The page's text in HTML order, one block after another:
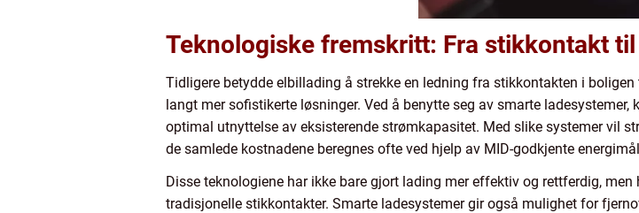
Teknologiske fremskritt: Fra stikkontakt
Tidligere betydde elbillading å strekke en ledning fra stikkontakten i
langt mer sofistikerte løsninger. Ved å benytte seg av smarte
optimal utnyttelse av eksisterende strømkapasitet. Med slike systemer vil
de samlede kostnadene beregnes ofte ved hjelp av MID-godkjente
Disse teknologiene har ikke bare gjort lading mer effektiv og rettferdig,
tradisjonelle stikkontakter. Smarte ladesystemer gir også mulighet for